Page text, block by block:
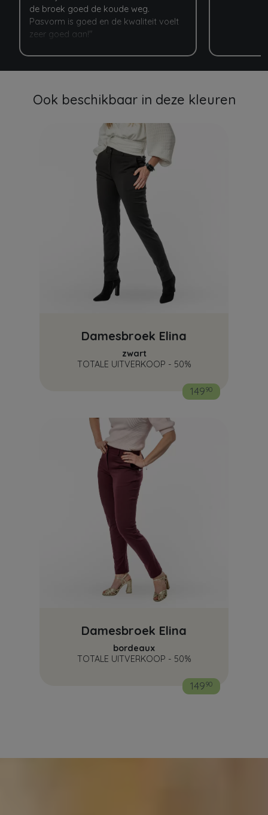
de broek goed de koude weg.
Pasvorm is goed en de kwaliteit voelt
zeer goed aan!"
Ook beschikbaar in deze kleuren
14990
Damesbroek Elina
zwart
TOTALE UITVERKOOP - 50%
14990
Damesbroek Elina
bordeaux
TOTALE UITVERKOOP - 50%